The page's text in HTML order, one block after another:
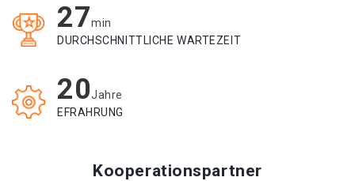
27min
DURCHSCHNITTLICHE WARTEZEIT
20Jahre
EFRAHRUNG
Kooperationspartner